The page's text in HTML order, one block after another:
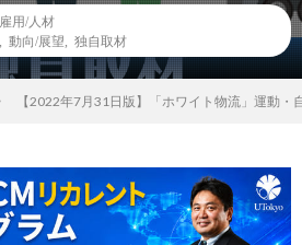
雇用/人材
動向/展望 独自取材
【2022年7月31日版】「ホワイト物流」運動